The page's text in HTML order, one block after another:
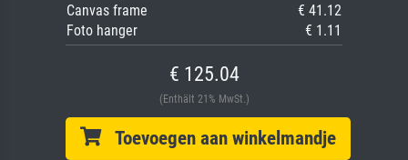
Canvas frame
€ 41.12
Foto hanger
€ 1.11
€ 125.04
(Enthält 21% MwSt.)
Toevoegen aan winkelmandje